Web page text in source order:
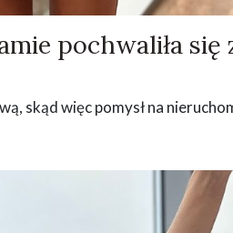
pochwaliła się
skąd więc pomysł na